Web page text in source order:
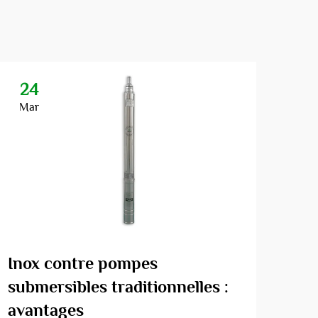
24
Mar
Inox contre pompes
submersibles traditionnelles :
avantages